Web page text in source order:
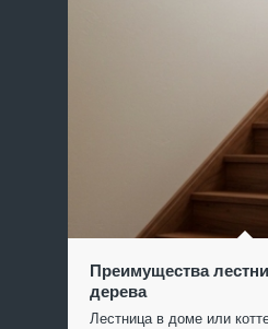
Преимущества
дерева
Лестница в доме или